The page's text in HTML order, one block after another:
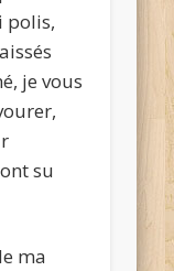
polis,
je vous
su
ma